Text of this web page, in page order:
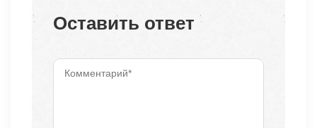
Оставить ответ